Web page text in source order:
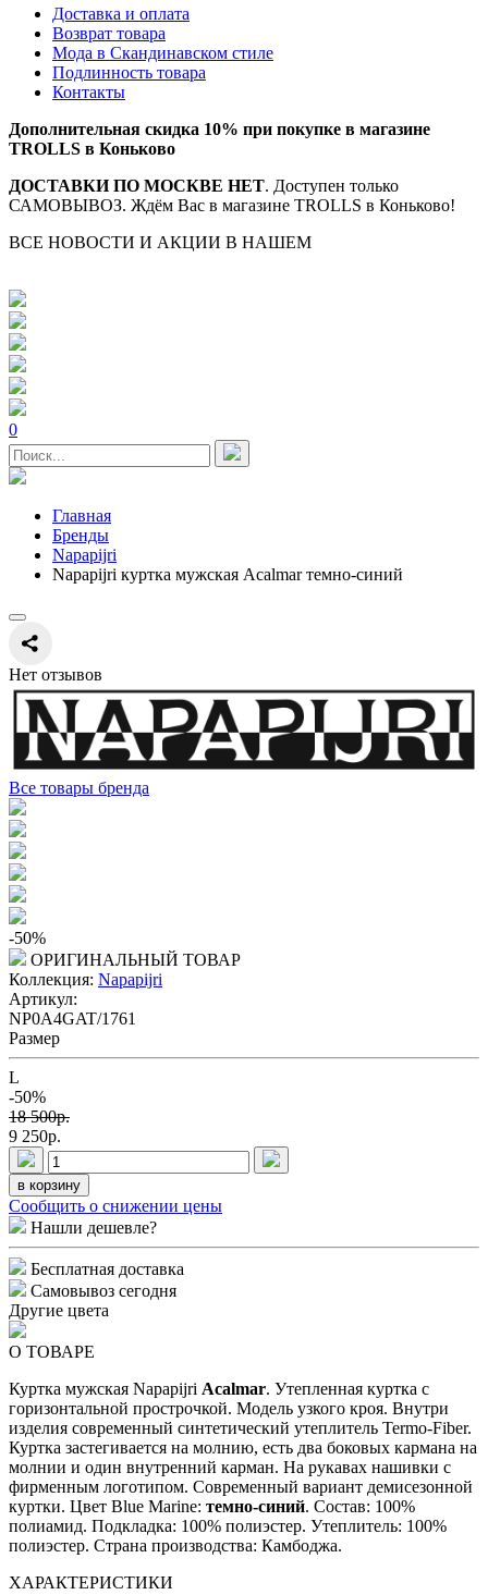
Доставка и оплата
Возврат товара
Мода в Скандинавском стиле
Подлинность товара
Контакты
Дополнительная скидка 10% при покупке в магазине
TROLLS в Коньково
ДОСТАВКИ ПО МОСКВЕ НЕТ. Доступен только
САМОВЫВОЗ. Ждём Вас в магазине TROLLS в Коньково!
ВСЕ НОВОСТИ И АКЦИИ В НАШЕМ
0
Главная
Бренды
Napapijri
Napapijri куртка мужская Acalmar темно-синий
Нет отзывов
Все товары бренда
-50%
ОРИГИНАЛЬНЫЙ ТОВАР
Коллекция: Napapijri
Артикул:
NP0A4GAT/1761
Размер
L
-50%
18 500p.
9 250p.
в корзину
Сообщить о снижении цены
Нашли дешевле?
Бесплатная доставка
Самовывоз сегодня
Другие цвета
О ТОВАРЕ
Куртка мужская Napapijri Acalmar. Утепленная куртка с
горизонтальной прострочкой. Модель узкого кроя. Внутри
изделия современный синтетический утеплитель Termo-Fiber.
Куртка застегивается на молнию, есть два боковых кармана на
молнии и один внутренний карман. На рукавах нашивки с
фирменным логотипом. Современный вариант демисезонной
куртки. Цвет Blue Marine: темно-синий. Состав: 100%
полиамид. Подкладка: 100% полиэстер. Утеплитель: 100%
полиэстер. Страна производства: Камбоджа.
ХАРАКТЕРИСТИКИ